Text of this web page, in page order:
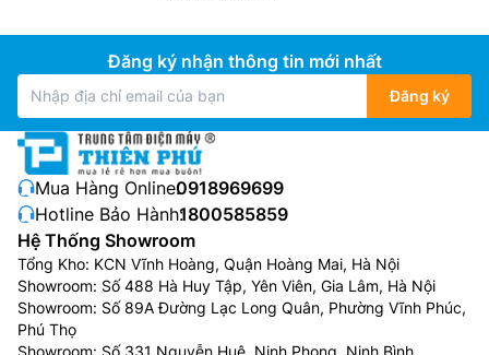
Chiếc nồi lẩu Sunhouse này có trang bị với hệ thống
bảo vệ quá nhiệt thông minh, khi nhiệt độ lên quá cao
thiết bị sẽ tự động ngắt kết nối để bảo đảm được an
toàn hơn cho người dùng.
Đăng ký nhận thông tin mới nhất
Đăng ký
Mua Hàng Online:0918969699
Hotline Bảo Hành:1800585859
Hệ Thống Showroom
Tổng Kho: KCN Vĩnh Hoàng, Quận Hoàng Mai, Hà Nội
Showroom: Số 488 Hà Huy Tập, Yên Viên, Gia Lâm, Hà Nội
Showroom: Số 89A Đường Lạc Long Quân, Phường Vĩnh Phúc,
Phú Thọ
Showroom: Số 331 Nguyễn Huệ, Ninh Phong, Ninh Bình